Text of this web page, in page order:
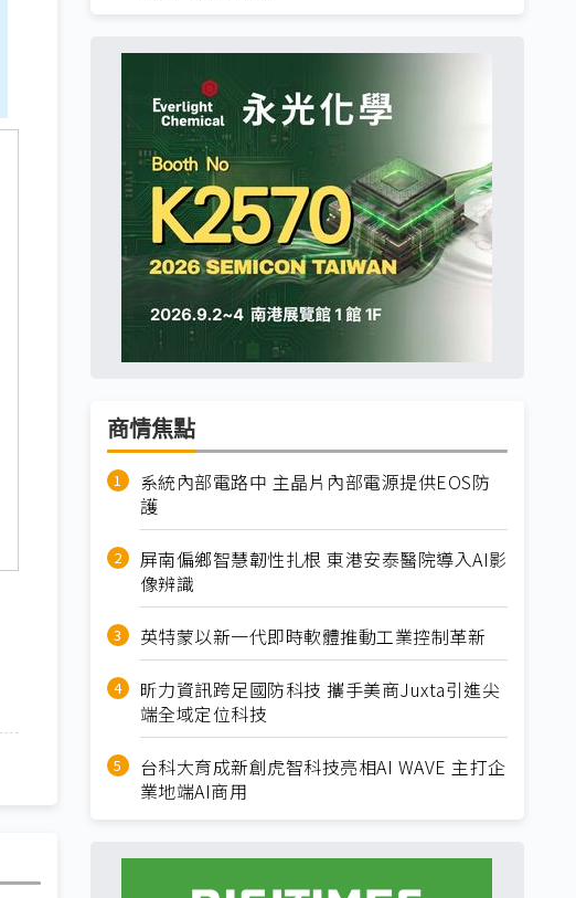
商情焦點
系統內部電路中 主晶片內部電源提供EOS防
護
屏南偏鄉智慧韌性扎根 東港安泰醫院導入AI影
像辨識
英特蒙以新一代即時軟體推動工業控制革新
昕力資訊跨足國防科技 攜手美商Juxta引進尖
端全域定位科技
台科大育成新創虎智科技亮相AI WAVE 主打企
業地端AI商用